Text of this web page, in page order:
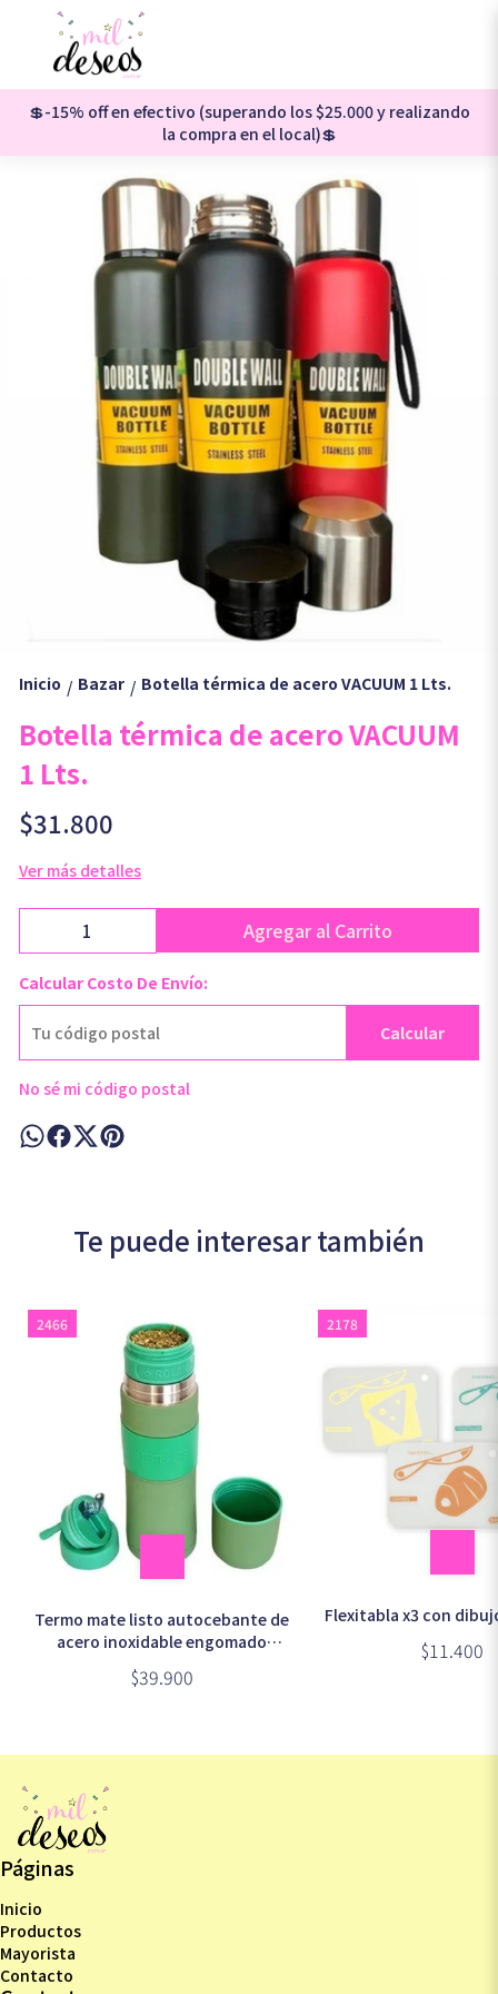
💲-15% off en efectivo (superando los $25.000 y realizando
la compra en el local)💲
Inicio / Bazar / Botella térmica de acero VACUUM 1 Lts.
Botella térmica de acero VACUUM
1 Lts.
$31.800
Ver más detalles
Agregar al Carrito
Calcular Costo De Envío:
Calcular
No sé mi código postal
Te puede interesar también
2466
Termo mate listo autocebante de
acero inoxidable engomado
$39.900
2178
Flexitabla x3 con
$11.400
Páginas
Inicio
Productos
Mayorista
Contacto